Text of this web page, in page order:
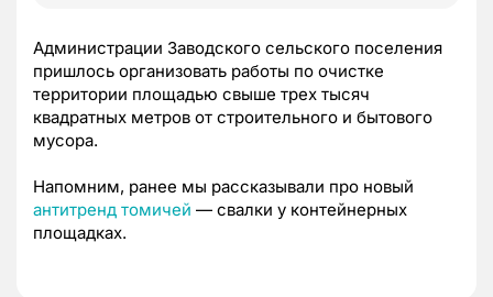
Администрации Заводского сельского поселения
пришлось организовать работы по очистке
территории площадью свыше трех тысяч
квадратных метров от строительного и бытового
мусора.
Напомним, ранее мы рассказывали про новый
антитренд томичей — свалки у контейнерных
площадках.